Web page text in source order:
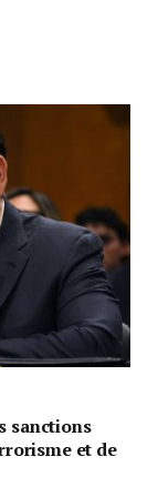
sanctions
et de